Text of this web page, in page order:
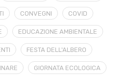
CONVEGNI COVID
EDUCAZIONE AMBIENTALE
FESTA DELL'ALBERO
GIORNATA ECOLOGICA